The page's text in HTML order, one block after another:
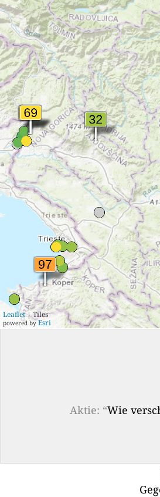
Leaflet| Tiles
powered by Esri
Aktie: “Wie